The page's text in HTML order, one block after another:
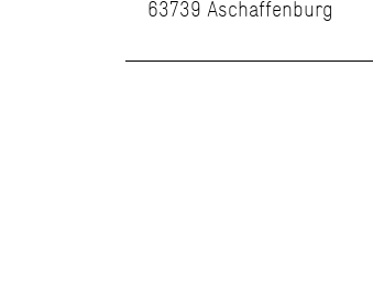
63739 Aschaffenburg